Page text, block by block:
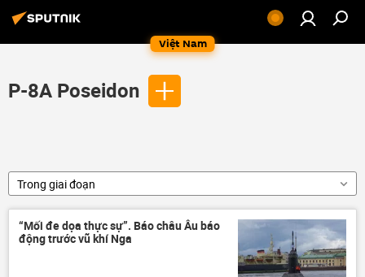
Việt Nam
P-8A Poseidon
Trong giai đoạn
“Mối đe dọa thực sự”. Báo châu Âu báo
động trước vũ khí Nga